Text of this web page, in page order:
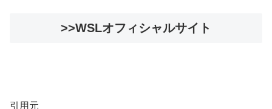
>>WSLオフィシャルサイト
引用元